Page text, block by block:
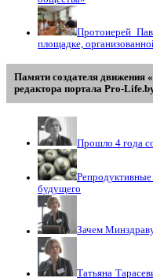
Протоиерей
площадке,
Памяти создателя движения
редактора портала Pro-
Прошло 4 года
будущего
Зачем
Татьяна